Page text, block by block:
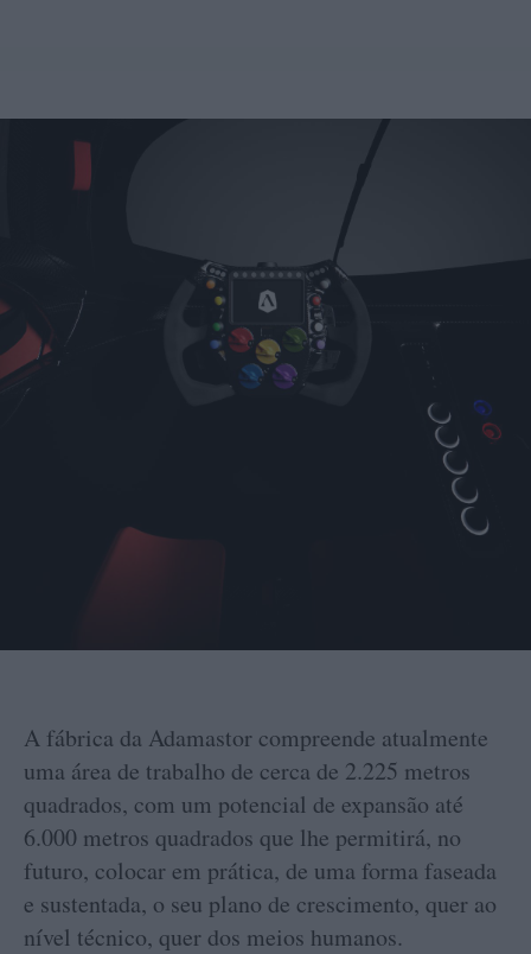
A fábrica da Adamastor compreende atualmente
uma área de trabalho de cerca de 2.225 metros
quadrados, com um potencial de expansão até
6.000 metros quadrados que lhe permitirá, no
futuro, colocar em prática, de uma forma faseada
e sustentada, o seu plano de crescimento, quer ao
nível técnico, quer dos meios humanos.